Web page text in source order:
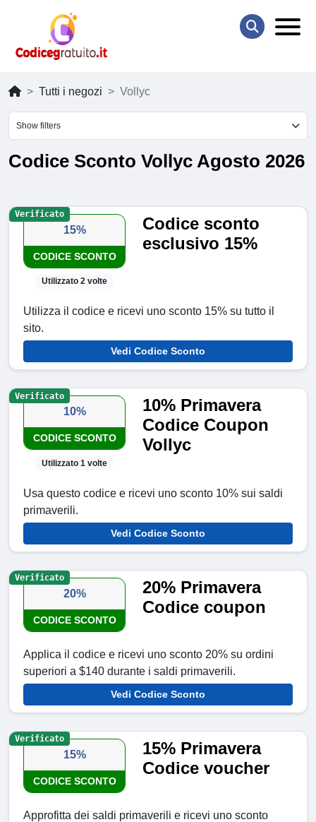
Tutti i negozi Vollyc
Show filters
Codice Sconto Vollyc Agosto 2026
15%
CODICE SCONTO
Utilizzato 2 volte
Codice sconto
esclusivo 15%
Utilizza il codice e ricevi uno sconto 15% su tutto il
sito.
Vedi Codice Sconto
Verificato
10%
CODICE SCONTO
Utilizzato 1 volte
10% Primavera
Codice Coupon
Vollyc
Usa questo codice e ricevi uno sconto 10% sui saldi
primaverili.
Vedi Codice Sconto
Verificato
20%
CODICE SCONTO
20% Primavera
Codice coupon
Applica il codice e ricevi uno sconto 20% su ordini
superiori a $140 durante i saldi primaverili.
Vedi Codice Sconto
Verificato
15%
CODICE SCONTO
15% Primavera
Codice voucher
Approfitta dei saldi primaverili e ricevi uno sconto
Verificato